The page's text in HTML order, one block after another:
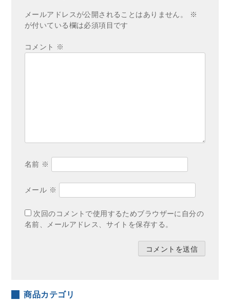
商品カテゴリ
メールアドレスが公開されることはありません。
※
が付いている欄は必須項目です
コメント ※
名前 ※
メール ※
次回のコメントで使用するためブラウザーに自分の
名前、メールアドレス、サイトを保存する。